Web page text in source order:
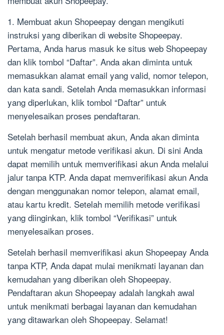
1. Membuat akun Shopeepay dengan mengikuti
instruksi yang diberikan di website Shopeepay.
Pertama, Anda harus masuk ke situs web Shopeepay
dan klik tombol “Daftar”. Anda akan diminta untuk
memasukkan alamat email yang valid, nomor telepon,
dan kata sandi. Setelah Anda memasukkan informasi
yang diperlukan, klik tombol “Daftar” untuk
menyelesaikan proses pendaftaran.
Setelah berhasil membuat akun, Anda akan diminta
untuk mengatur metode verifikasi akun. Di sini Anda
dapat memilih untuk memverifikasi akun Anda melalui
jalur tanpa KTP. Anda dapat memverifikasi akun Anda
dengan menggunakan nomor telepon, alamat email,
atau kartu kredit. Setelah memilih metode verifikasi
yang diinginkan, klik tombol “Verifikasi” untuk
menyelesaikan proses.
Setelah berhasil memverifikasi akun Shopeepay Anda
tanpa KTP, Anda dapat mulai menikmati layanan dan
kemudahan yang diberikan oleh Shopeepay.
Pendaftaran akun Shopeepay adalah langkah awal
untuk menikmati berbagai layanan dan kemudahan
yang ditawarkan oleh Shopeepay. Selamat!